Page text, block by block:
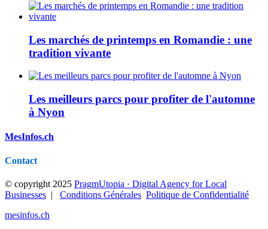
Les marchés de printemps en Romandie : une
tradition vivante
Les meilleurs parcs pour profiter de l'automne
à Nyon
MesInfos.ch
Contact
© copyright 2025 PragmUtopia · Digital Agency for Local
Businesses | Conditions Générales Politique de Confidentialité
mesinfos.ch